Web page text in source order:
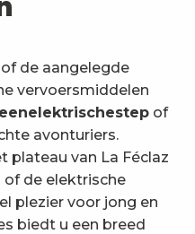
de aangelegde
vervoersmiddelen
eenelektrischestep of
avonturiers.
plateau van La Féclaz
of de elektrische
plezier voor jong en
biedt u een breed